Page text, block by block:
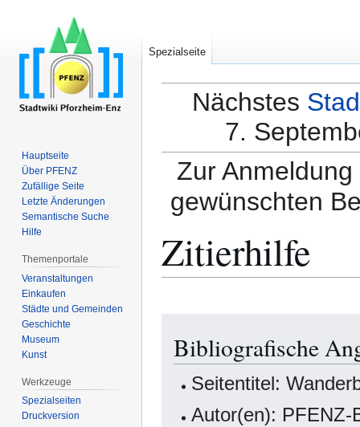
Nächstes
7.
Zur
gewünschten
Zitierhilfe
Navigation
springen
Suche
springen
Bibliografische
Seitentitel:
Autor(en): PFENZ-
Spezialseite
Hauptseite
Über PFENZ
Zufällige Seite
Letzte Änderungen
Semantische Suche
Hilfe
Themenportale
Veranstaltungen
Einkaufen
Städte und Gemeinden
Geschichte
Museum
Kunst
Werkzeuge
Spezialseiten
Druckversion